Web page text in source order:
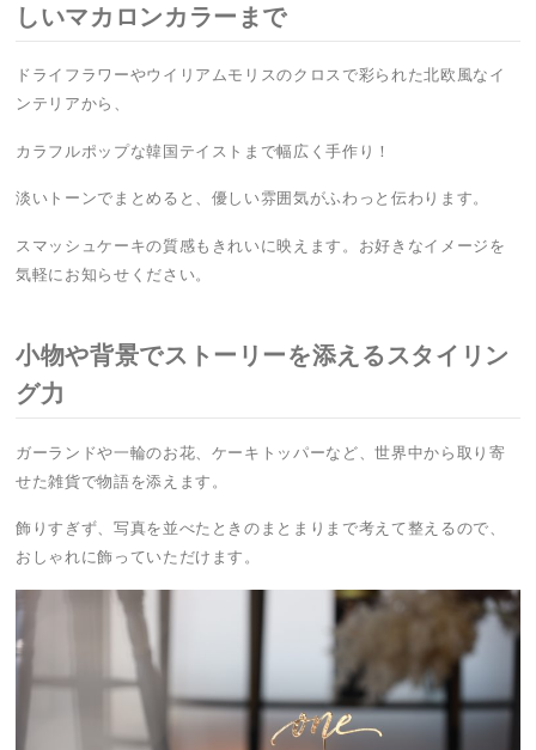
しいマカロンカラーまで
ドライフラワーやウイリアムモリスのクロスで彩られた北欧風なイ
ンテリアから、
カラフルポップな韓国テイストまで幅広く手作り！
淡いトーンでまとめると、優しい雰囲気がふわっと伝わります。
スマッシュケーキの質感もきれいに映えます。お好きなイメージを
気軽にお知らせください。
小物や背景でストーリーを添えるスタイリン
グ力
ガーランドや一輪のお花、ケーキトッパーなど、世界中から取り寄
せた雑貨で物語を添えます。
飾りすぎず、写真を並べたときのまとまりまで考えて整えるので、
おしゃれに飾っていただけます。